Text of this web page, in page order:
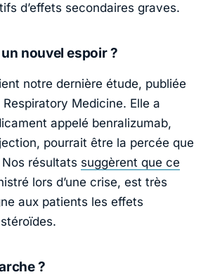
d’effets secondaires graves.
nouvel espoir ?
notre dernière étude, publiée
Medicine. Elle a
appelé benralizumab,
pourrait être la percée que
résultats suggèrent que ce
lors d’une crise, est très
aux patients les effets
?